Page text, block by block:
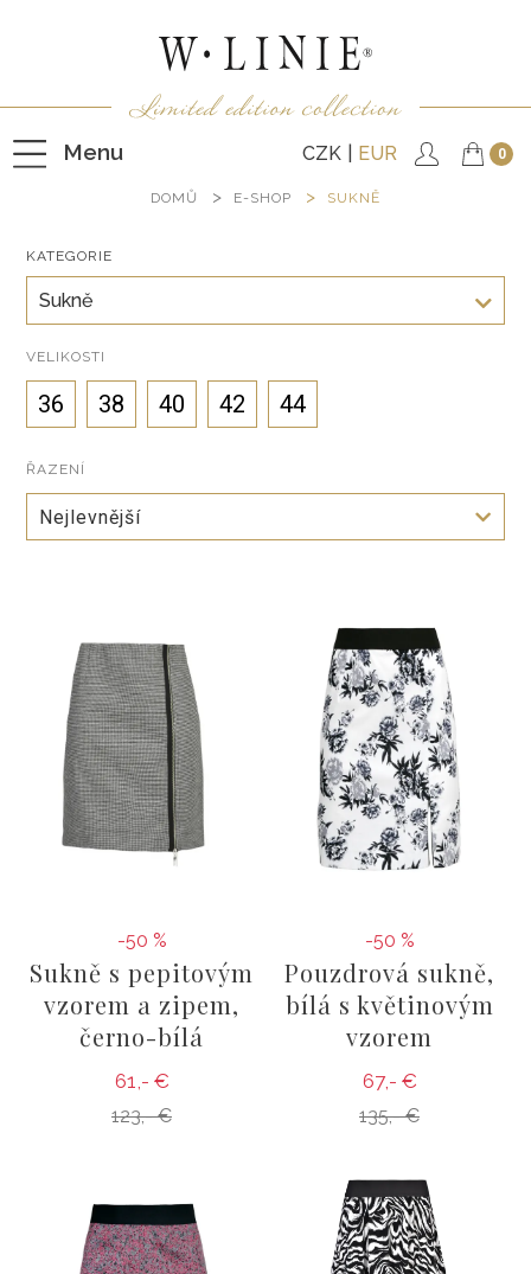
Menu CZK EUR 0
HALENKY
TRIČKA
NEPODŠITÉ KABÁTKY
PODŠITÉ KABÁTKY
SUKNĚ
DOPLŇKY
DÁRKOVÉ POUKAZY
DOMŮ E-SHOP SUKNĚ
KATEGORIE
Sukně
VELIKOSTI
36 38 40 42 44
ŘAZENÍ
Nejlevnější
-50 %
Sukně s pepitovým
vzorem a zipem,
černo-bílá
61,- €
123,- €
-50 %
Pouzdrová sukně,
bílá s květinovým
vzorem
67,- €
135,- €